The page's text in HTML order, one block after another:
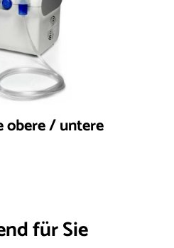
obere / untere
für Sie